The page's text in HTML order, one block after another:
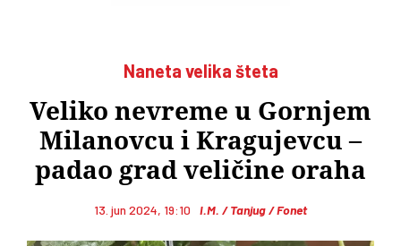
Naneta velika šteta
Veliko nevreme u Gornjem
Milanovcu i Kragujevcu –
padao grad veličine oraha
13. jun 2024, 19:10 I.M. / Tanjug / Fonet